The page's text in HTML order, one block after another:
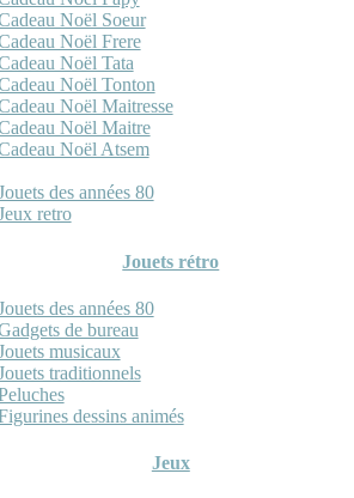
Noël Soeur
Noël Frere
Noël Tata
Noël Tonton
Noël Maitresse
Noël Maitre
Noël Atsem
des années 80
retro
Jouets rétro
des années 80
de bureau
musicaux
traditionnels
dessins animés
Jeux